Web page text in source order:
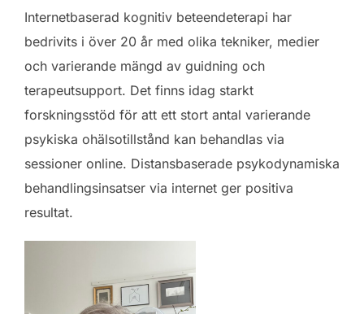
Internetbaserad kognitiv beteendeterapi har
bedrivits i över 20 år med olika tekniker, medier
och varierande mängd av guidning och
terapeutsupport. Det finns idag starkt
forskningsstöd för att ett stort antal varierande
psykiska ohälsotillstånd kan behandlas via
sessioner online. Distansbaserade psykodynamiska
behandlingsinsatser via internet ger positiva
resultat.